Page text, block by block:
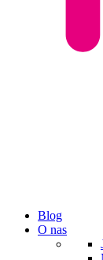
Blog
O nas